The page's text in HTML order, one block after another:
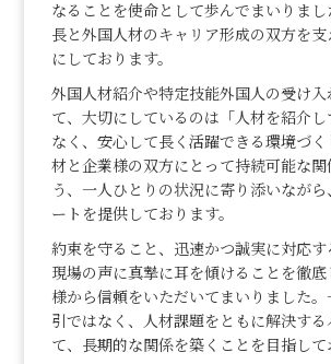
なることを使命として歩んでまいりま
長と外国人材のキャリア形成の双方を
にしております。
外国人材紹介や特定技能外国人の受け入
て、大切にしているのは「人材を紹介
なく、安心して長く活躍できる環境づ
材と企業様の双方にとって持続可能な関
う、一人ひとりの状況に寄り添いなが
ートを提供しております。
約束を守ること、迅速かつ誠実に対応
現場の声に真摯に耳を傾けることを徹
様から信頼をいただいてまいりました
引ではなく、人材課題をともに解決す
て、長期的な関係を築くことを目指して